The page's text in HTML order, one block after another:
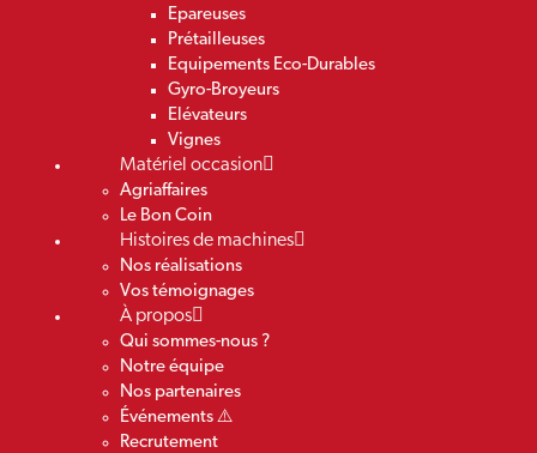
Epareuses
Prétailleuses
Equipements Eco-Durables
Gyro-Broyeurs
Elévateurs
Vignes
Matériel occasion
Agriaffaires
Le Bon Coin
Histoires de machines
Nos réalisations
Vos témoignages
À propos
Qui sommes-nous ?
Notre équipe
Nos partenaires
Événements ⚠️
Recrutement